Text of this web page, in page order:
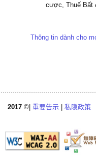
cược, Thuế Bất
Thông tin dành cho
2017 ©| 重要告示 私隐政策